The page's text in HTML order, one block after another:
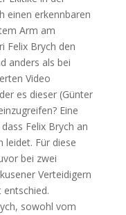
einen erkennbaren
Arm am
Felix Brych den
anders als bei
Video
es dieser (Günter
Eine
Felix Brych an
leidet. Für diese
bei zwei
Verteidigern
sowohl vom